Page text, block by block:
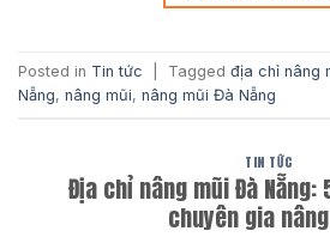
Posted in Tin tức Tagged địa chỉ nâng
Nẵng, nâng mũi, nâng mũi Đà Nẵng
TIN TỨC
Địa chỉ nâng mũi Đà
chuyên gia